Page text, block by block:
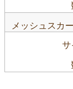
メッシュスカ